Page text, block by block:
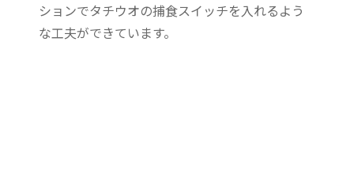
ションでタチウオの捕食スイッチを入れるよう
な工夫ができています。